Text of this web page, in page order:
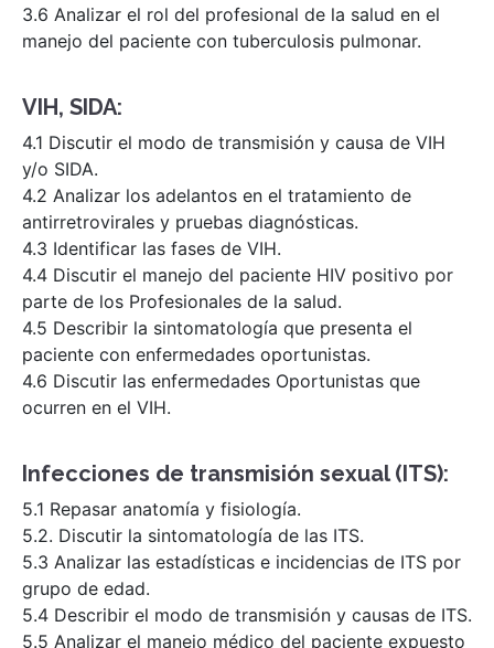
3.6 Analizar el rol del profesional de la salud en el
manejo del paciente con tuberculosis pulmonar.
VIH, SIDA:
4.1 Discutir el modo de transmisión y causa de VIH
y/o SIDA.
4.2 Analizar los adelantos en el tratamiento de
antirretrovirales y pruebas diagnósticas.
4.3 Identificar las fases de VIH.
4.4 Discutir el manejo del paciente HIV positivo por
parte de los Profesionales de la salud.
4.5 Describir la sintomatología que presenta el
paciente con enfermedades oportunistas.
4.6 Discutir las enfermedades Oportunistas que
ocurren en el VIH.
Infecciones de transmisión sexual (ITS):
5.1 Repasar anatomía y fisiología.
5.2. Discutir la sintomatología de las ITS.
5.3 Analizar las estadísticas e incidencias de ITS por
grupo de edad.
5.4 Describir el modo de transmisión y causas de ITS.
5.5 Analizar el manejo médico del paciente expuesto